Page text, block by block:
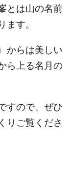
とは山の名前
ます。
からは美しい
ら上る名月の
すので、ぜひ
りご覧くださ